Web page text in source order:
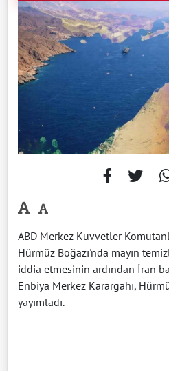
-
ABD Merkez Kuvvetler
Hürmüz Boğazı'nda mayın
iddia etmesinin ardından İran
Enbiya Merkez Karargahı,
yayımladı.